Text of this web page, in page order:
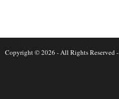
Copyright © 2026 - All Rights Reserved -